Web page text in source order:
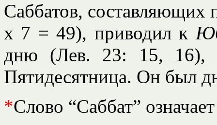
Саббатов, составляющих
х 7 = 49), приводил к
дню (Лев. 23: 15, 16),
Пятидесятница. Он был
*Слово “Саббат”